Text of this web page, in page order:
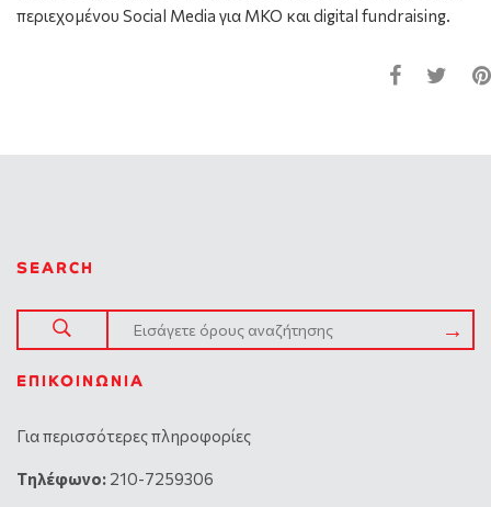
περιεχομένου Social Media για ΜΚΟ και digital fundraising.
SEARCH
ΕΠΙΚΟΙΝΩΝΊΑ
Για περισσότερες πληροφορίες
Tηλέφωνο: 210-7259306